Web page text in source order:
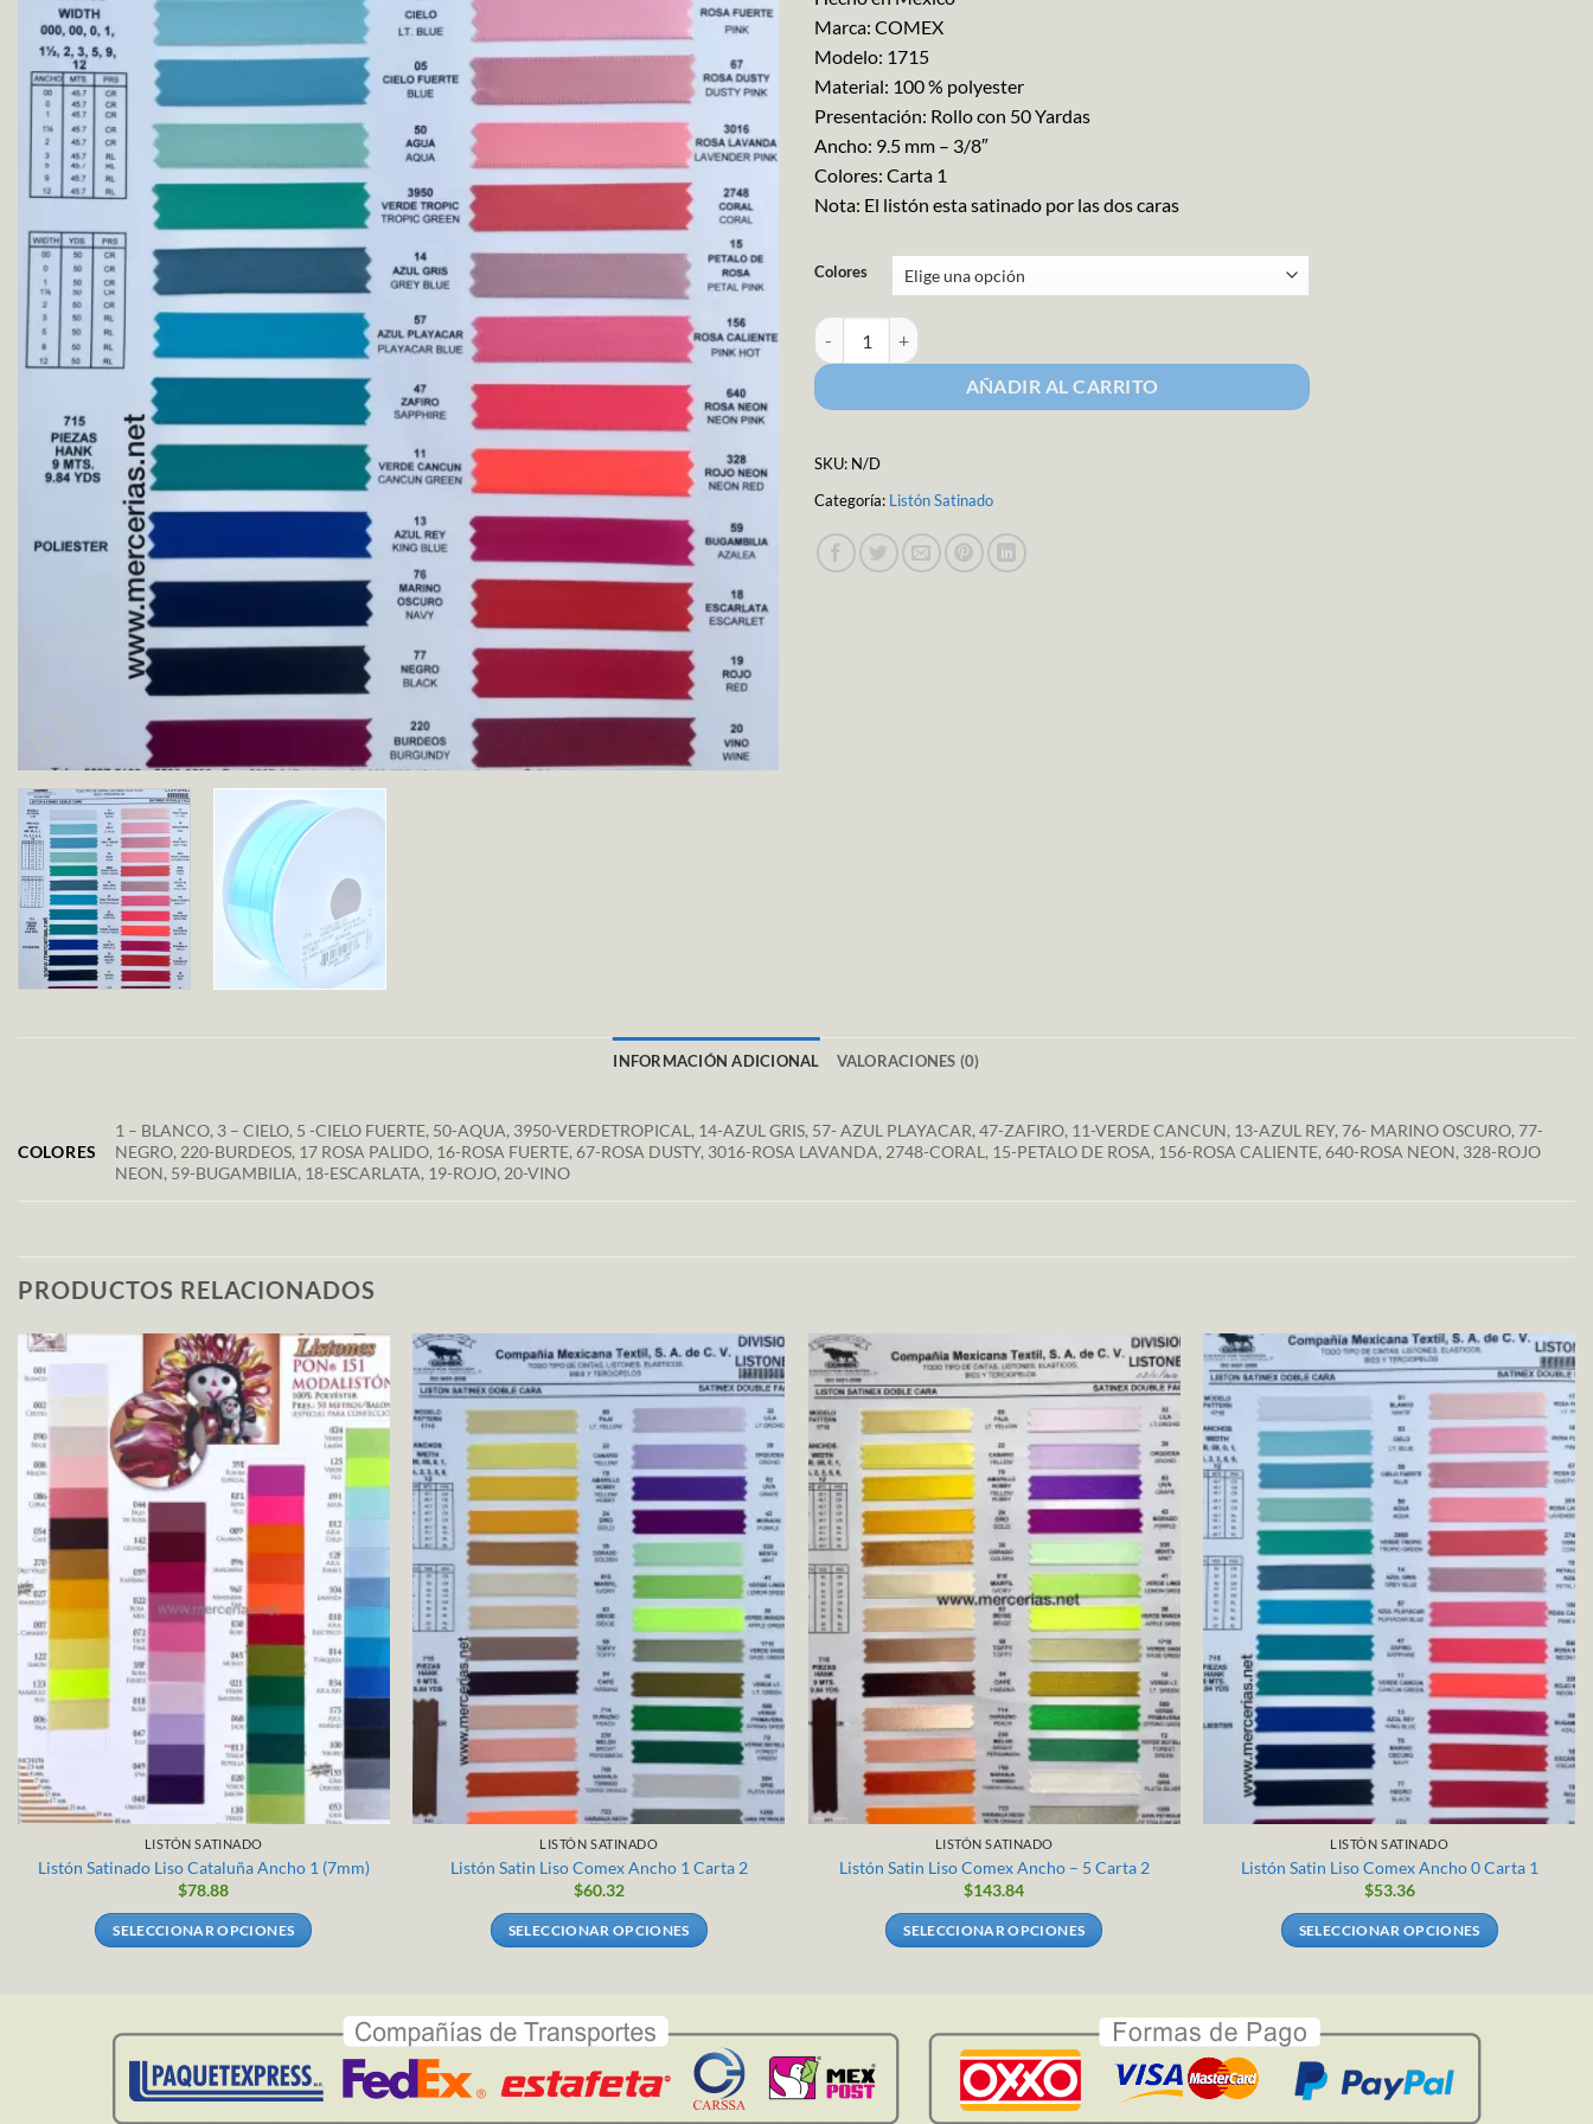
Marca: COMEX
Modelo: 1715
Material: 100 % polyester
Presentación: Rollo con 50 Yardas
Ancho: 9.5 mm – 3/8″
Colores: Carta 1
Nota: El listón esta satinado por las dos caras
Colores
Listón Satin Liso Comex Ancho 1.5 Carta 1 cantidad
AÑADIR AL CARRITO
SKU: N/D
Categoría: Listón Satinado
INFORMACIÓN ADICIONAL VALORACIONES (0)
COLORES
1 – BLANCO, 3 – CIELO, 5 -CIELO FUERTE, 50-AQUA, 3950-VERDETROPICAL, 14-AZUL GRIS, 57- AZUL PLAYACAR, 47-ZAFIRO, 11-VERDE CANCUN, 13-AZUL REY, 76- MARINO OSCURO, 77-
NEGRO, 220-BURDEOS, 17 ROSA PALIDO, 16-ROSA FUERTE, 67-ROSA DUSTY, 3016-ROSA LAVANDA, 2748-CORAL, 15-PETALO DE ROSA, 156-ROSA CALIENTE, 640-ROSA NEON, 328-ROJO
NEON, 59-BUGAMBILIA, 18-ESCARLATA, 19-ROJO, 20-VINO
PRODUCTOS RELACIONADOS
LISTÓN SATINADO
Listón Satinado Liso Cataluña Ancho 1 (7mm)
$78.88
SELECCIONAR OPCIONES
múltiples
variantes.
Las
LISTÓN SATINADO
Listón Satin Liso Comex Ancho 1 Carta 2
$60.32
SELECCIONAR OPCIONES
tiene
múltiples
variantes.
Las
LISTÓN SATINADO
Listón Satin Liso Comex Ancho – 5 Carta 2
$143.84
SELECCIONAR OPCIONES
múltiples
variantes.
Las
LISTÓN SATINADO
Listón Satin Liso Comex Ancho 0 Carta 1
$53.36
SELECCIONAR OPCIONES
múltiples
variantes.
Las